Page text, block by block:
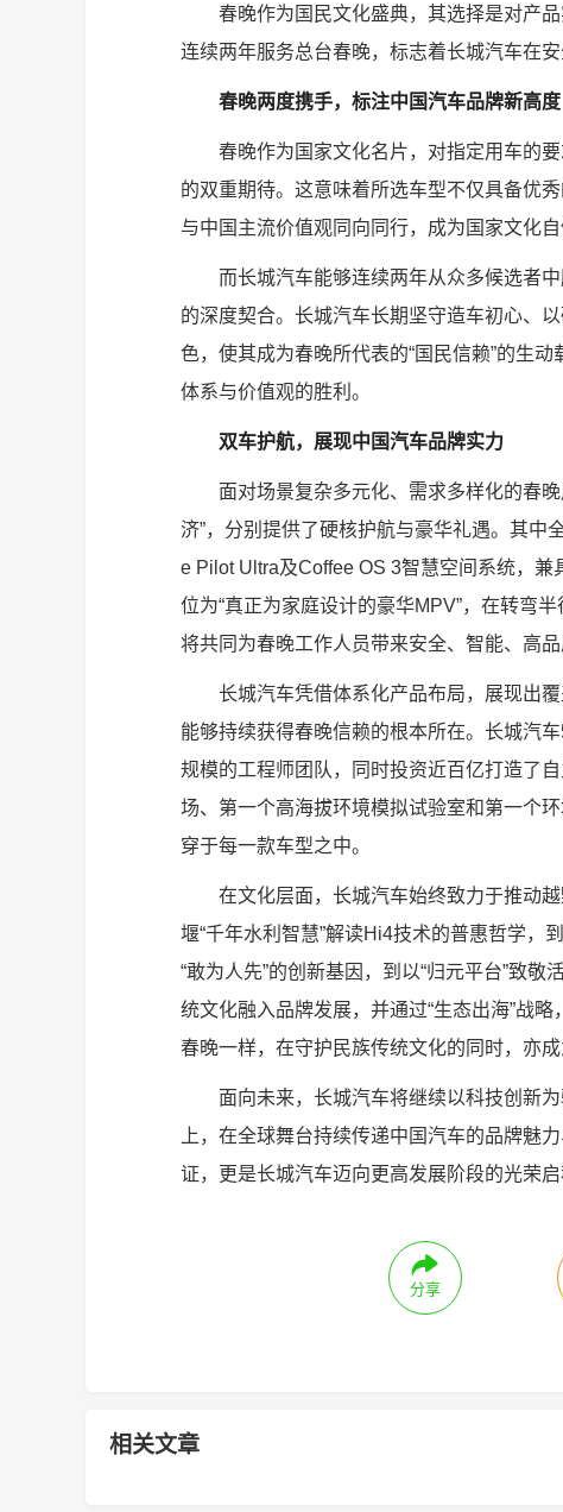
春晚作为国民文化盛典，其选择是对产
连续两年服务总台春晚，标志着长城汽车在
春晚两度携手，标注中国汽车品牌新高度
春晚作为国家文化名片，对指定用车的
的双重期待。这意味着所选车型不仅具备优
与中国主流价值观同向同行，成为国家文化
而长城汽车能够连续两年从众多候选者
的深度契合。长城汽车长期坚守造车初心、
色，使其成为春晚所代表的“国民信赖”的生
体系与价值观的胜利。
双车护航，展现中国汽车品牌实力
面对场景复杂多元化、需求多样化的春
济”，分别提供了硬核护航与豪华礼遇。其中
e Pilot Ultra及Coffee OS 3智慧空间系统，
位为“真正为家庭设计的豪华MPV”，在转弯
将共同为春晚工作人员带来安全、智能、高品
长城汽车凭借体系化产品布局，展现出
能够持续获得春晚信赖的根本所在。长城汽
规模的工程师团队，同时投资近百亿打造了
场、第一个高海拔环境模拟试验室和第一个
穿于每一款车型之中。
在文化层面，长城汽车始终致力于推动
堰“千年水利智慧”解读Hi4技术的普惠哲学，
“敢为人先”的创新基因，到以“归元平台”致
统文化融入品牌发展，并通过“生态出海”战
春晚一样，在守护民族传统文化的同时，亦
面向未来，长城汽车将继续以科技创新
上，在全球舞台持续传递中国汽车的品牌魅
证，更是长城汽车迈向更高发展阶段的光荣启
分享
相关文章